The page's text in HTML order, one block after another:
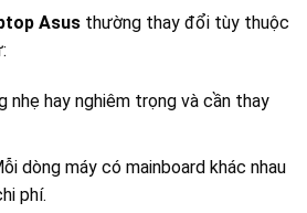
Asus thường thay đổi tùy thuộc
nhẹ hay nghiêm trọng và cần thay
dòng máy có mainboard khác nhau
phí.